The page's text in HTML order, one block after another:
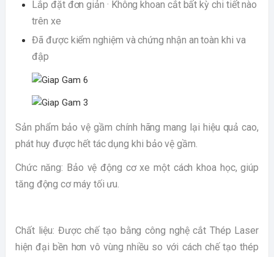
Lắp đặt đơn giản · Không khoan cắt bất kỳ chi tiết nào
trên xe
Đã được kiểm nghiệm và chứng nhận an toàn khi va
đập
Sản phẩm bảo vệ gầm chính hãng mang lại hiệu quả cao,
phát huy được hết tác dụng khi bảo vệ gầm.
Chức năng: Bảo vệ động cơ xe một cách khoa học, giúp
tăng động cơ máy tối ưu.
Chất liệu: Được chế tạo bằng công nghệ cắt Thép Laser
hiện đại bền hơn vô vùng nhiều so với cách chế tạo thép